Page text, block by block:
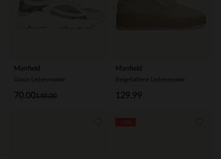
Manfield
Graue Ledersneaker
140.00
70.00
Manfield
Beigefarbene Ledersneaker
129.99